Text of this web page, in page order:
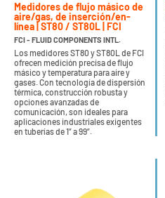
Medidores de flujo másico de
aire/gas, de inserción/en-
línea | ST80 / ST80L | FCI
FCI - FLUID COMPONENTS INTL.
Los medidores ST80 y ST80L de FCI
ofrecen medición precisa de flujo
másico y temperatura para aire y
gases. Con tecnología de dispersión
térmica, construcción robusta y
opciones avanzadas de
comunicación, son ideales para
aplicaciones industriales exigentes
en tuberías de 1” a 99”.